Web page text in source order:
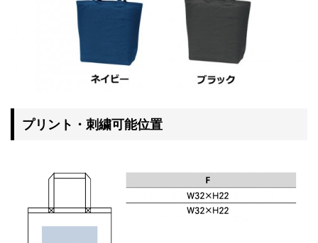
プリント・刺繍可能位置